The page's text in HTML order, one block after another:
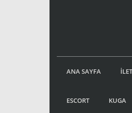
ANA SAYFA
ESCORT KUGA